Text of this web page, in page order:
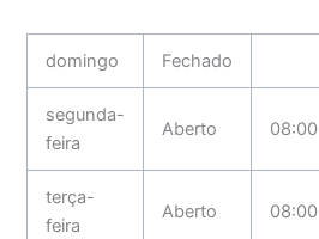
domingo Fechado
segunda-
feira
Aberto 08:00
terça-
feira
Aberto 08:00